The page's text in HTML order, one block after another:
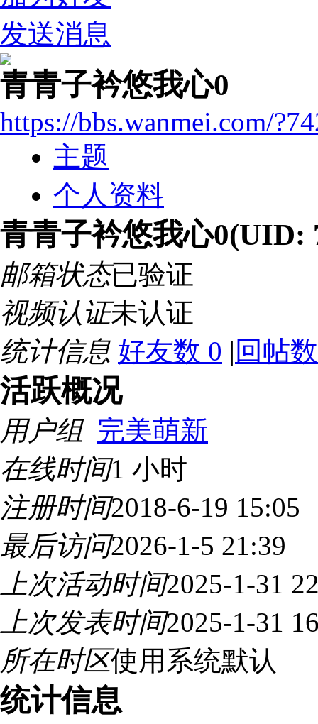
发送消息
青青子衿悠我心0
https://bbs.wanmei.com/
主题
个人资料
青青子衿悠我心0(UID:
邮箱状态已验证
视频认证未认证
统计信息 好友数 0 | 回帖
活跃概况
用户组 完美萌新
在线时间1 小时
注册时间2018-6-19 15:05
最后访问2026-1-5 21:39
上次活动时间2025-1-31
上次发表时间2025-1-31
所在时区使用系统默认
统计信息